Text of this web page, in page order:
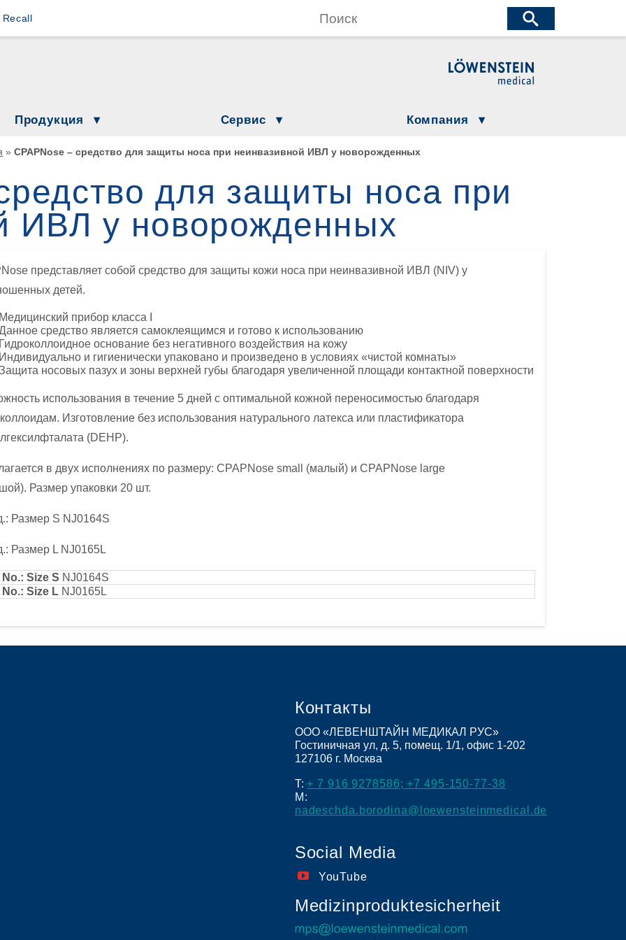
Recall
Löwenstein Medical France
Löwenstein Medical Türkiye
Löwenstein Medical UK
Löwenstein Medical Technology
Löwenstein Medical Innovation
Продукция
домашних условиях
вентиляция
апноэ во сне
нарушений дыхания во сне
секрета
Сервис
Даты и события
Дополнительная информация
Компания
Löwenstein Group
»CPAPNose – средство для защиты носа при неинвазивной ИВЛ у новорожденных
для защиты носа при
ИВЛ у новорожденных
представляет собой средство для защиты кожи носа при неинвазивной ИВЛ (NIV) у
детей.
Медицинский прибор класса I
средство является самоклеящимся и готово к использованию
Гидроколлоидное основание без негативного воздействия на кожу
Индивидуально и гигиенически упаковано и произведено в условиях «чистой комнаты»
носовых пазух и зоны верхней губы благодаря увеличенной площади контактной поверхности
использования в течение 5 дней с оптимальной кожной переносимостью благодаря
Изготовление без использования натурального латекса или пластификатора
(DEHP).
в двух исполнениях по размеру: CPAPNose small (малый) и CPAPNose large
Размер упаковки 20 шт.
Размер S NJ0164S
Размер L NJ0165L
No.: Size S NJ0164S
No.: Size L NJ0165L
Контакты
ООО «ЛЕВЕНШТАЙН МЕДИКАЛ РУС»
Гостиничная ул, д. 5, помещ. 1/1, офис 1-202
127106 г. Москва
T: + 7 916 9278586; +7 495-150-77-38
M:
nadeschda.borodina@loewensteinmedical.de
Social Media
YouTube
Medizinproduktesicherheit